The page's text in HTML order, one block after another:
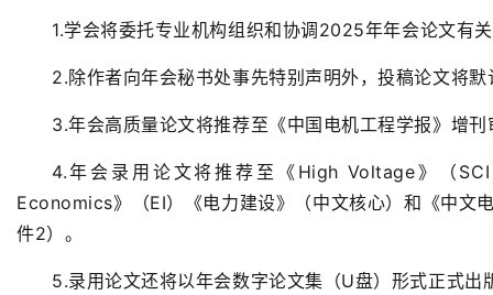
1.学会将委托专业机构组织和协调 2025年年会论文有
2.除作者向年会秘书处事先特别声明外，投稿论文将
3.年会高质量论文将推荐至《中国电机工程学报》增
4.年会 录用论文将推荐至 《 High Voltage》（
Economics》（EI）《电力建设》（中文核心）和《中文
件2） 。
5.录用论文还将以年会数字论文集（U盘） 形式正式出